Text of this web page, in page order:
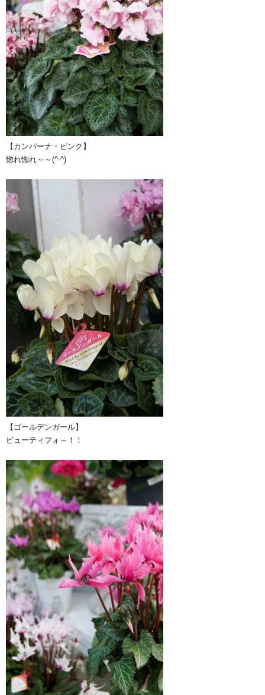
【カンパーナ・ピンク】
惚れ惚れ～～(^-^)
【ゴールデンガール】
ビューティフォ～！！